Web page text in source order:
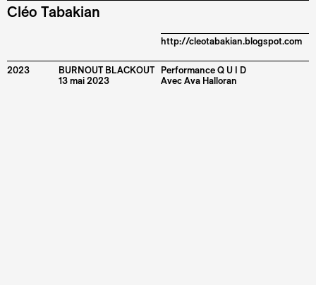
Cléo Tabakian
http://cleotabakian.blogspot.com
2023
BURNOUT BLACKOUT
13 mai 2023
Performance Q U I D
Avec Ava Halloran